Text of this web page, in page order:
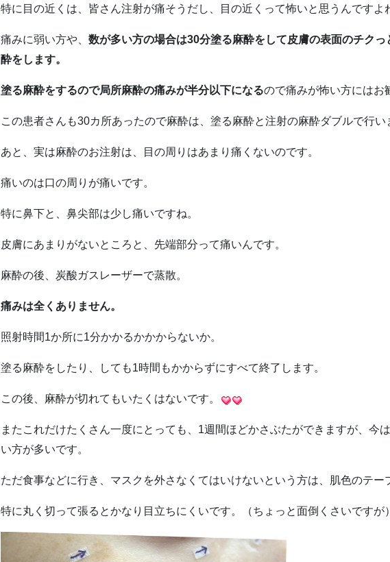
特に目の近くは、皆さん注射が痛そうだし、目の近くって怖いと思うんですよ
痛みに弱い方や、 数が多い方の場合は30分塗る麻酔をして皮膚の表面のチク
酔をします。
塗る麻酔をするので局所麻酔の痛みが半分以下になるので痛みが怖い方にはお
この患者さんも30カ所あったので麻酔は、塗る麻酔と注射の麻酔ダブルで行い
あと、実は麻酔のお注射は、目の周りはあまり痛くないのです。
痛いのは口の周りが痛いです。
特に鼻下と、鼻尖部は少し痛いですね。
皮膚にあまりがないところと、先端部分って痛いんです。
麻酔の後、炭酸ガスレーザーで蒸散。
痛みは全くありません。
照射時間1か所に1分かかるかかからないか。
塗る麻酔をしたり、しても1時間もかからずにすべて終了します。
この後、麻酔が切れてもいたくはないです。
またこれだけたくさん一度にとっても、1週間ほどかさぶたができますが、今
い方が多いです。
ただ食事などに行き、マスクを外さなくてはいけないという方は、肌色のテー
特に丸く切って張るとかなり目立ちにくいです。（ちょっと面倒くさいですが）